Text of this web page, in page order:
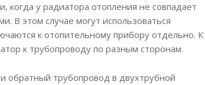
когда у радиатора отопления не совпадает
В этом случае могут использоваться
к отопительному прибору отдельно. К
к трубопроводу по разным сторонам.
обратный трубопровод в двухтрубной